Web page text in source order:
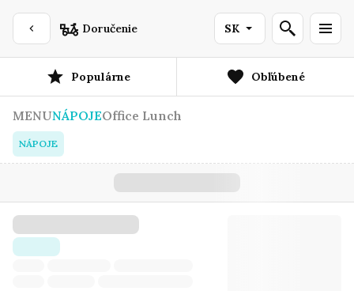
Doručenie SK
Populárne Obľúbené
MENUNÁPOJEOffice Lunch
NÁPOJE